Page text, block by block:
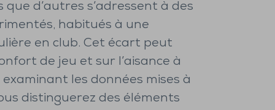
que d’autres s’adressent à des
habitués à une
en club. Cet écart peut
de jeu et sur l’aisance à
examinant les données mises à
distinguerez des éléments